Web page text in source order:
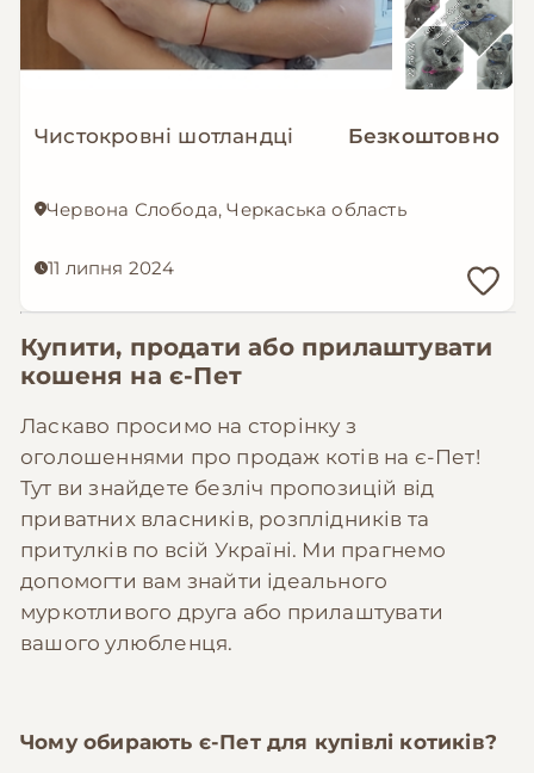
Чистокровні шотландці Безкоштовно
Червона Слобода, Черкаська область
11 липня 2024
Купити, продати або прилаштувати
кошеня на є-Пет
Ласкаво просимо на сторінку з
оголошеннями про продаж котів на є-Пет!
Тут ви знайдете безліч пропозицій від
приватних власників, розплідників та
притулків по всій Україні. Ми прагнемо
допомогти вам знайти ідеального
муркотливого друга або прилаштувати
вашого улюбленця.
Чому обирають є-Петдля купівлі котиків?